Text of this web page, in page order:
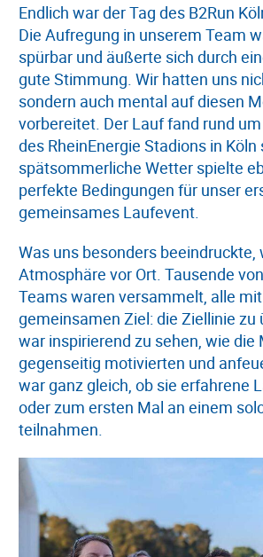
Endlich war der Tag des B2Run
Die Aufregung in unserem Team
spürbar und äußerte sich durch
gute Stimmung. Wir hatten uns
sondern auch mental auf diesen
vorbereitet. Der Lauf fand rund
des RheinEnergie Stadions in
spätsommerliche Wetter spielte
perfekte Bedingungen für unser
gemeinsames Laufevent.
Was uns besonders beeindruckte,
Atmosphäre vor Ort. Tausende
Teams waren versammelt, alle
gemeinsamen Ziel: die Ziellinie zu
war inspirierend zu sehen, wie die
gegenseitig motivierten und
war ganz gleich, ob sie erfahrene
oder zum ersten Mal an einem
teilnahmen.